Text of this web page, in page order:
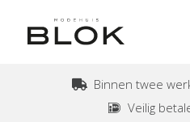
Binnen twee
Veilig